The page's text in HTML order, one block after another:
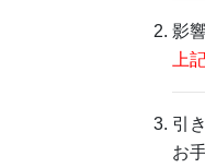
影
上
引
お